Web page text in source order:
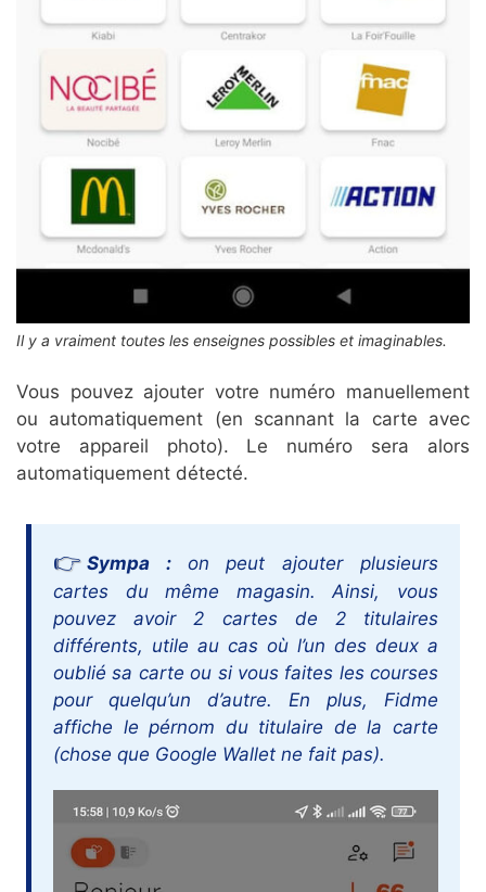
Il y a vraiment toutes les enseignes possibles et imaginables.
Vous pouvez ajouter votre numéro manuellement
ou automatiquement (en scannant la carte avec
votre appareil photo). Le numéro sera alors
automatiquement détecté.
Sympa : on peut ajouter plusieurs
cartes du même magasin. Ainsi, vous
pouvez avoir 2 cartes de 2 titulaires
différents, utile au cas où l’un des deux a
oublié sa carte ou si vous faites les courses
pour quelqu’un d’autre. En plus, Fidme
affiche le pérnom du titulaire de la carte
(chose que Google Wallet ne fait pas).